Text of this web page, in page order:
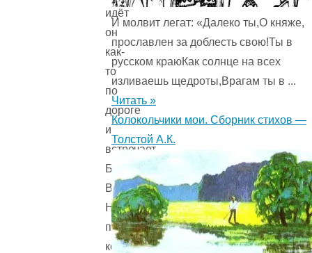
идёт
он
как-
то
по
дороге
и
встречает
Братца
Волка.
Ну,
поздоровались,
конечно,
И молвит легат: «Далеко ты,О княже,
прославлен за доблесть свою!Ты в
русском краюКак солнце на всех
изливаешь щедроты,Врагам ты в ...
Читать »
Колокольчики мои. Сборник стихов —
Толстой А.К.